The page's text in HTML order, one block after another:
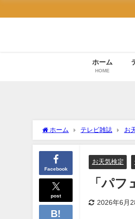
ホーム
HOME
ホーム テレビ雑誌 お
Facebook
post
お天気検定
「パ
2026年6月